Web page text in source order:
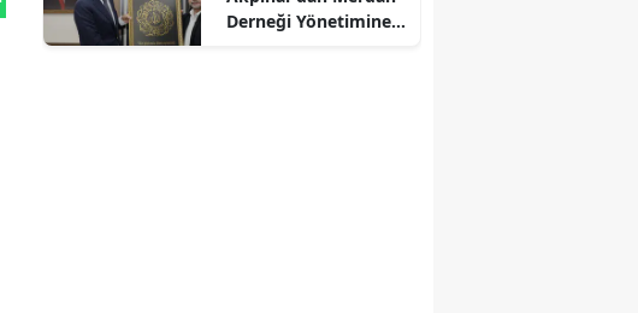
Derneği Yönetimine